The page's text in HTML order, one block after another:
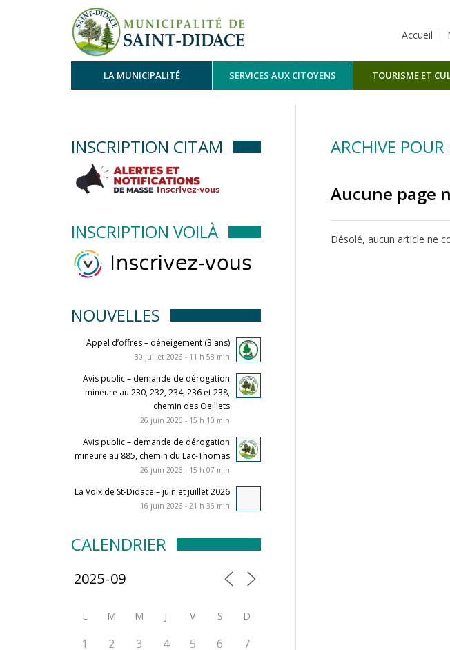
Accueil
LA MUNICIPALITÉ SERVICES AUX CITOYENS TOURISME ET
ARCHIVE
Aucune page
Désolé, aucun article ne
INSCRIPTION CITAM
INSCRIPTION VOILÀ
NOUVELLES
Appel d’offres – déneigement (3 ans)
30 juillet 2026 - 11 h 58 min
Avis public – demande de dérogation
mineure au 230, 232, 234, 236 et 238,
chemin des Oeillets
26 juin 2026 - 15 h 10 min
Avis public – demande de dérogation
mineure au 885, chemin du Lac-Thomas
26 juin 2026 - 15 h 07 min
La Voix de St-Didace – juin et juillet 2026
16 juin 2026 - 21 h 36 min
CALENDRIER
L M M J V S D
1 2 3 4 5 6
7